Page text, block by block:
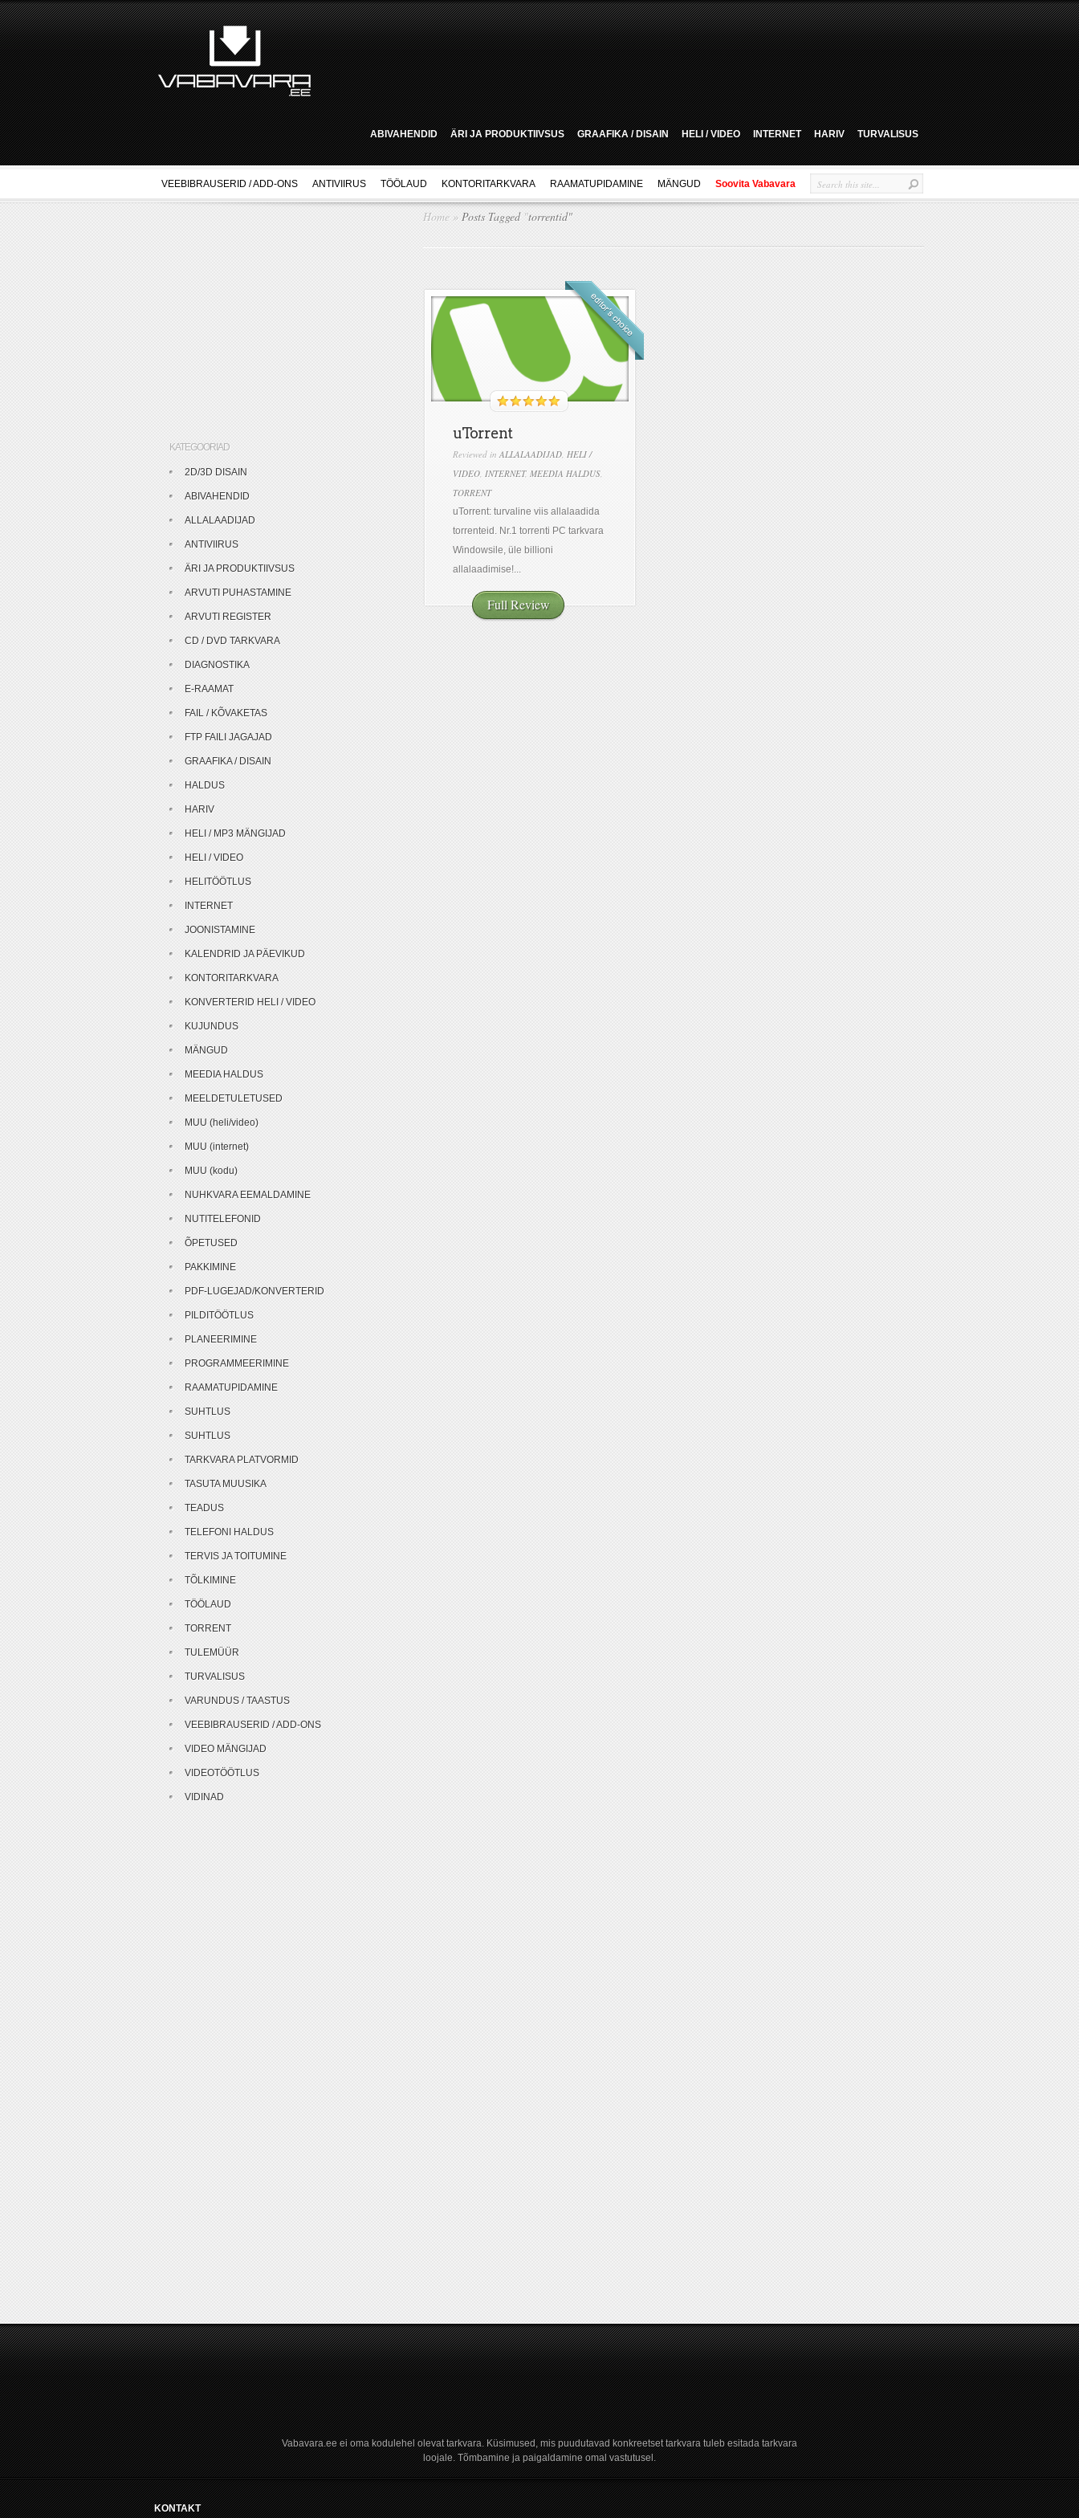
ABIVAHENDID ÄRI JA PRODUKTIIVSUS GRAAFIKA / DISAIN HELI / VIDEO INTERNET HARIV TURVALISUS
VEEBIBRAUSERID / ADD-ONS ANTIVIIRUS TÖÖLAUD KONTORITARKVARA RAAMATUPIDAMINE MÄNGUD Soovita Vabavara
Home » Posts Tagged "torrentid"
uTorrent
Reviewed inALLALAADIJAD, HELI /
VIDEO, INTERNET, MEEDIA HALDUS,
TORRENT
uTorrent: turvaline viis allalaadida
torrenteid. Nr.1 torrenti PC tarkvara
Windowsile, üle billioni
allalaadimise!...
Full Review
KATEGOORIAD
2D/3D DISAIN
ABIVAHENDID
ALLALAADIJAD
ANTIVIIRUS
ÄRI JA PRODUKTIIVSUS
ARVUTI PUHASTAMINE
ARVUTI REGISTER
CD / DVD TARKVARA
DIAGNOSTIKA
E-RAAMAT
FAIL / KÕVAKETAS
FTP FAILI JAGAJAD
GRAAFIKA / DISAIN
HALDUS
HARIV
HELI / MP3 MÄNGIJAD
HELI / VIDEO
HELITÖÖTLUS
INTERNET
JOONISTAMINE
KALENDRID JA PÄEVIKUD
KONTORITARKVARA
KONVERTERID HELI / VIDEO
KUJUNDUS
MÄNGUD
MEEDIA HALDUS
MEELDETULETUSED
MUU (heli/video)
MUU (internet)
MUU (kodu)
NUHKVARA EEMALDAMINE
NUTITELEFONID
ÕPETUSED
PAKKIMINE
PDF-LUGEJAD/KONVERTERID
PILDITÖÖTLUS
PLANEERIMINE
PROGRAMMEERIMINE
RAAMATUPIDAMINE
SUHTLUS
SUHTLUS
TARKVARA PLATVORMID
TASUTA MUUSIKA
TEADUS
TELEFONI HALDUS
TERVIS JA TOITUMINE
TÕLKIMINE
TÖÖLAUD
TORRENT
TULEMÜÜR
TURVALISUS
VARUNDUS / TAASTUS
VEEBIBRAUSERID / ADD-ONS
VIDEO MÄNGIJAD
VIDEOTÖÖTLUS
VIDINAD
Vabavara.ee ei oma kodulehel olevat tarkvara. Küsimused, mis puudutavad konkreetset tarkvara tuleb esitada tarkvara
loojale. Tõmbamine ja paigaldamine omal vastutusel.
KONTAKT